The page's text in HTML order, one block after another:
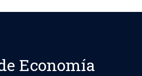
Economía